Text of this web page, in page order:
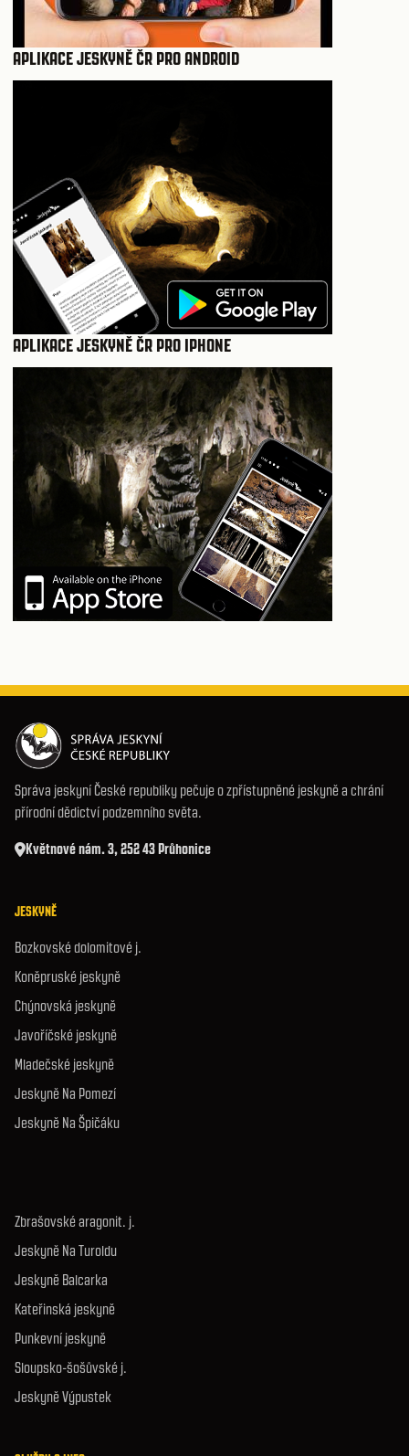
APLIKACE JESKYNĚ ČR PRO ANDROID
APLIKACE JESKYNĚ ČR PRO IPHONE
Správa jeskyní České republiky pečuje o zpřístupněné jeskyně a chrání
přírodní dědictví podzemního světa.
Květnové nám. 3, 252 43 Průhonice
JESKYNĚ
Bozkovské dolomitové j.
Koněpruské jeskyně
Chýnovská jeskyně
Javoříčské jeskyně
Mladečské jeskyně
Jeskyně Na Pomezí
Jeskyně Na Špičáku
Zbrašovské aragonit. j.
Jeskyně Na Turoldu
Jeskyně Balcarka
Kateřinská jeskyně
Punkevní jeskyně
Sloupsko-šošůvské j.
Jeskyně Výpustek